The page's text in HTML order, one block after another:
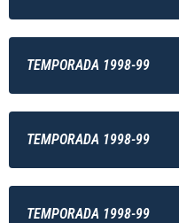
TEMPORADA 1998-99
TEMPORADA 1998-99
TEMPORADA 1998-99